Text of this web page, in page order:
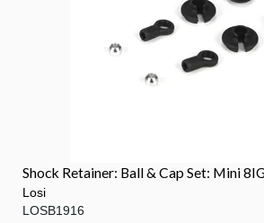
Shock Retainer: Ball & Cap Set: Mini
Losi
LOSB1916